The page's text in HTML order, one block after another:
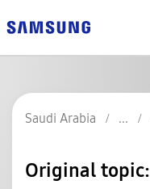
Saudi Arabia
Original topic: